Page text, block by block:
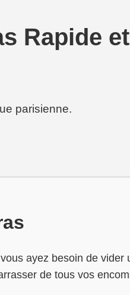
Rapide et
parisienne.
ayez besoin de vider
de tous vos